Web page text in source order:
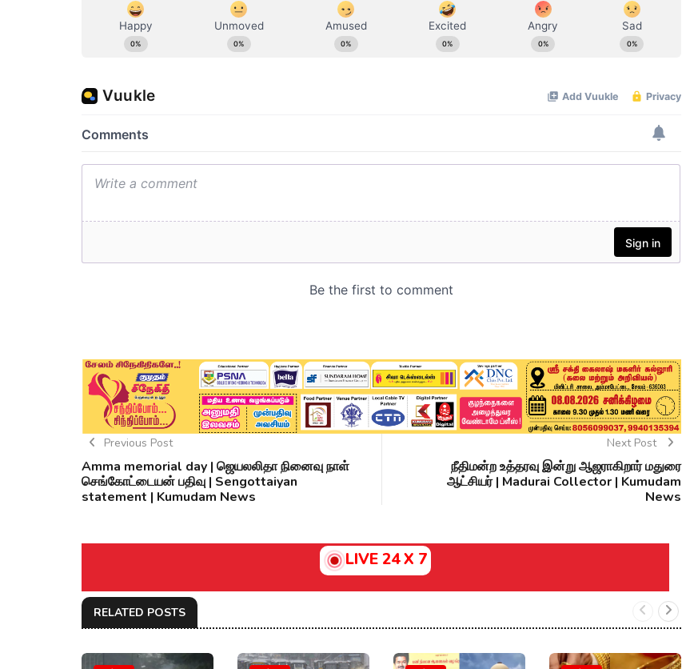
Previous Post
Amma memorial day | ஜெயலலிதா நினைவு நாள்
செங்கோட்டையன் பதிவு | Sengottaiyan
statement | Kumudam News
Next Post
நீதிமன்ற உத்தரவு இன்று ஆஜராகிறார் மதுரை
ஆட்சியர் | Madurai Collector | Kumudam
News
LIVE 24 X 7
RELATED POSTS